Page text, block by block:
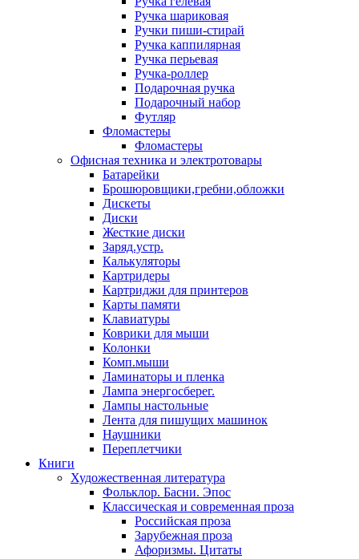
Ручка шариковая
Ручки пиши-стирай
Ручка каппилярная
Ручка перьевая
Ручка-роллер
Подарочная ручка
Подарочный набор
Футляр
Фломастеры
Фломастеры
Офисная техника и электротовары
Батарейки
Брошюровщики,гребни,обложки
Дискеты
Диски
Жесткие диски
Заряд.устр.
Калькуляторы
Картридеры
Картриджи для принтеров
Карты памяти
Клавиатуры
Коврики для мыши
Колонки
Комп.мыши
Ламинаторы и пленка
Лампа энергосберег.
Лампы настольные
Лента для пишущих машинок
Наушники
Переплетчики
Книги
Художественная литература
Фольклор. Басни. Эпос
Классическая и современная проза
Российская проза
Зарубежная проза
Афоризмы. Цитаты